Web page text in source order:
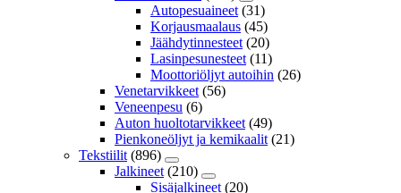
Autopesuaineet (31)
Korjausmaalaus (45)
Jäähdytinnesteet (20)
Lasinpesunesteet (11)
Moottoriöljyt autoihin (26)
Venetarvikkeet (56)
Veneenpesu (6)
Auton huoltotarvikkeet (49)
Pienkoneöljyt ja kemikaalit (21)
Tekstiilit (896)
Jalkineet (210)
Sisäjalkineet (20)